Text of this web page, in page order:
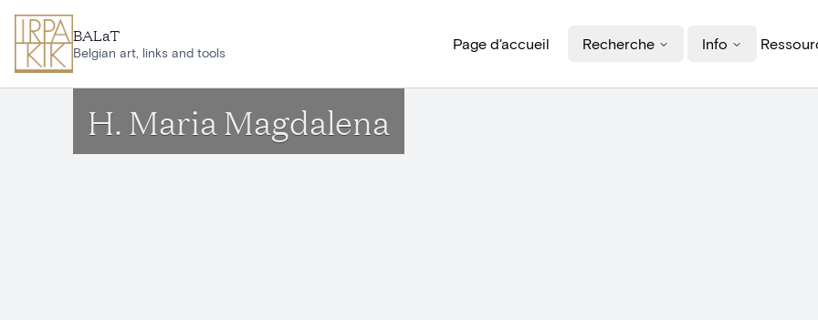
BALaT
Belgian art, links and tools
Page d'accueil Recherche Info
H. Maria Magdalena